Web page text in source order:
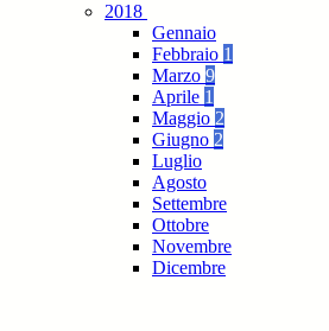
2018
Gennaio
Febbraio 1
Marzo 9
Aprile 1
Maggio 2
Giugno 2
Luglio
Agosto
Settembre
Ottobre
Novembre
Dicembre